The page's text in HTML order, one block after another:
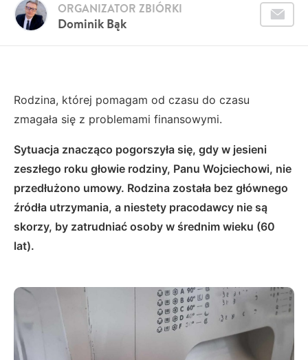
Dominik Bąk
ORGANIZATOR ZBIÓRKI
Rodzina, której pomagam od czasu do czasu
zmagała się z problemami finansowymi.
Sytuacja znacząco pogorszyła się, gdy w jesieni
zeszłego roku głowie rodziny, Panu Wojciechowi, nie
przedłużono umowy. Rodzina została bez głównego
źródła utrzymania, a niestety pracodawcy nie są
skorzy, by zatrudniać osoby w średnim wieku (60
lat).